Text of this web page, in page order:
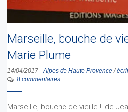
Marseille, bouche de
Marie Plume
14/04/2017 -Alpes de Haute Provence/
8 commentaires
Marseille, bouche de vieille !! de